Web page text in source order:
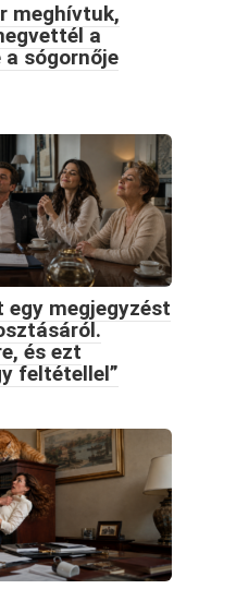
meghívtuk,
a
sógornője
megjegyzést
és ezt
feltétellel”